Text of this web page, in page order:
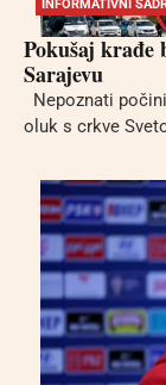
INFORMATIVNI
Pokušaj krađe
Sarajevu
Nepoznati
oluk s crkve